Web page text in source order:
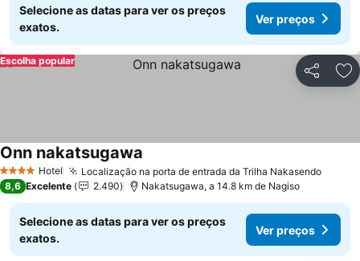
Selecione as datas para ver os preços
exatos.
Ver preços
Partilhar
Escolha popular
4 EstrelasHotel Localização na porta de entrada da Trilha Nakasendo
Onn nakatsugawa
8,6 Excelente 2.490 Nakatsugawa, a 14.8 km de Nagiso
Selecione as datas para ver os preços
exatos.
Ver preços